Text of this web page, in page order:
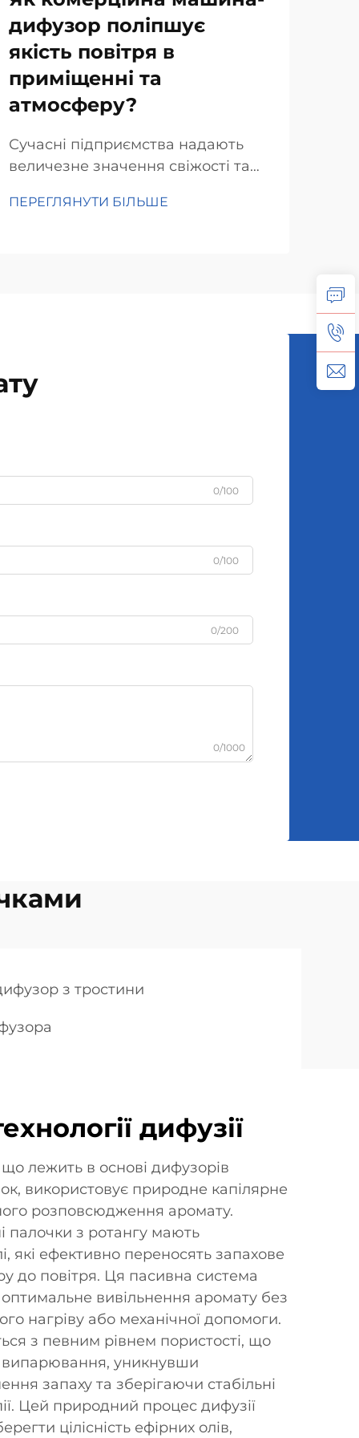
дифузор поліпшує
якість повітря в
приміщенні та
атмосферу?
Сучасні підприємства надають
величезне значення свіжості та
Комерційні дифузи виконують цю
ПЕРЕГЛЯНУТИ БІЛЬШЕ
0/100
0/100
0/200
0/1000
з тростини
дифузії
лежить в основі дифузорів
використовує природне капілярне
розповсюдження аромату.
палочки з ротангу мають
які ефективно переносять запахове
до повітря. Ця пасивна система
оптимальне вивільнення аромату без
нагріву або механічної допомоги.
з певним рівнем пористості, що
випарювання, уникнувши
запаху та зберігаючи стабільні
Цей природний процес дифузії
цілісність ефірних олів,